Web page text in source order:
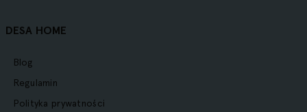
DESA HOME
Blog
Regulamin
Polityka prywatności